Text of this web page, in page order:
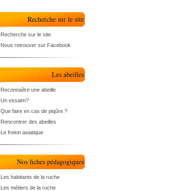
Recherche sur le site
Recherche sur le site
Nous retrouver sur Facebook
Les abeilles
Reconnaître une abeille
Un essaim?
Que faire en cas de piqûre ?
Rencontrer des abeilles
Le frelon asiatique
Nos fiches pédagogiques
Les habitants de la ruche
Les métiers de la ruche